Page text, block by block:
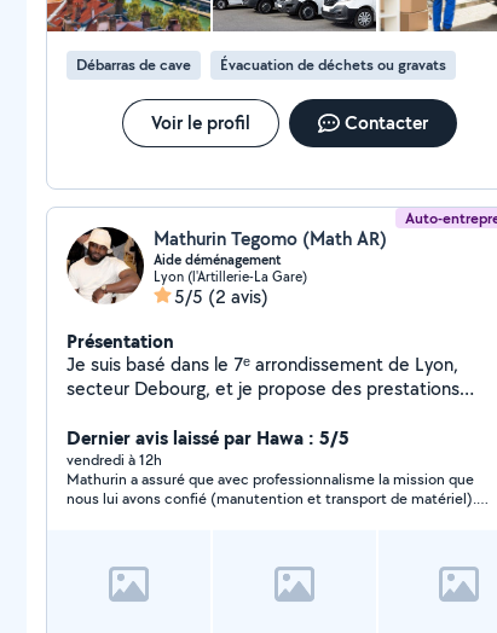
Débarras de cave Évacuation de déchets ou gravats
Voir le profil Contacter
Auto-
Mathurin Tegomo (Math AR)
Aide déménagement
Lyon (l'Artillerie-La Gare)
5/5 (2 avis)
Présentation
Je suis basé dans le 7ᵉ arrondissement de Lyon,
secteur Debourg, et je propose des prestations
métropole lyonnaise et ses environs. Déplacements
demande, enlèvement d'objets volumineux, débarras
et accompagnement pour divers besoins de
manutention.
Dernier avis laissé par Hawa : 5/5
vendredi à 12h
Mathurin a assuré que avec professionnalisme la mission que
nous lui avons confié (manutention et transport de matériel).